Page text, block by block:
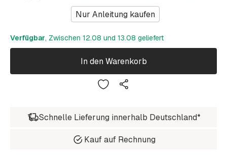
Nur Anleitung kaufen
Verfügbar, Zwischen 12.08 und 13.08 geliefert
In den Warenkorb
Schnelle Lieferung innerhalb Deutschland*
Kauf auf Rechnung